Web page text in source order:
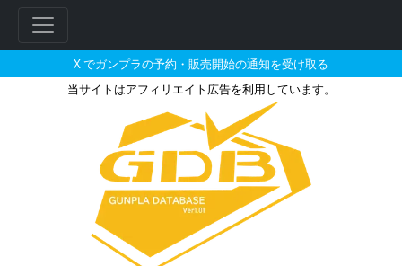
X でガンプラの予約・販売開始の通知を受け取る
当サイトはアフィリエイト広告を利用しています。
グフR35のガンプラの販売・再販